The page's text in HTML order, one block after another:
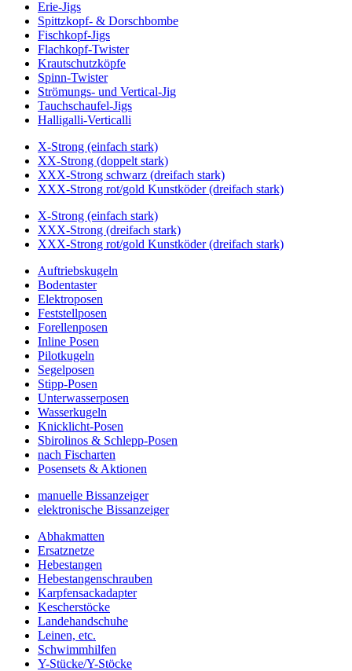
Erie-Jigs
Spittzkopf- & Dorschbombe
Fischkopf-Jigs
Flachkopf-Twister
Krautschutzköpfe
Spinn-Twister
Strömungs- und Vertical-Jig
Tauchschaufel-Jigs
Halligalli-Verticalli
X-Strong (einfach stark)
XX-Strong (doppelt stark)
XXX-Strong schwarz (dreifach stark)
XXX-Strong rot/gold Kunstköder (dreifach stark)
X-Strong (einfach stark)
XXX-Strong (dreifach stark)
XXX-Strong rot/gold Kunstköder (dreifach stark)
Auftriebskugeln
Bodentaster
Elektroposen
Feststellposen
Forellenposen
Inline Posen
Pilotkugeln
Segelposen
Stipp-Posen
Unterwasserposen
Wasserkugeln
Knicklicht-Posen
Sbirolinos & Schlepp-Posen
nach Fischarten
Posensets & Aktionen
manuelle Bissanzeiger
elektronische Bissanzeiger
Abhakmatten
Ersatznetze
Hebestangen
Hebestangenschrauben
Karpfensackadapter
Kescherstöcke
Landehandschuhe
Leinen, etc.
Schwimmhilfen
Y-Stücke/Y-Stöcke